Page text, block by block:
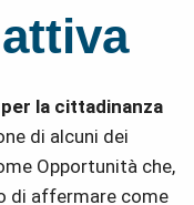
la cittadinanza
di alcuni dei
Opportunità che,
di affermare come